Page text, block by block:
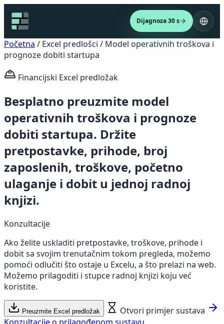
Dijagnoza 30 s
Početna / Excel predlošci / Model operativnih troškova i
prognoze dobiti startupa
Financijski Excel predložak
Besplatno preuzmite model
operativnih troškova i prognoze
dobiti startupa. Držite
pretpostavke, prihode, broj
zaposlenih, troškove, početno
ulaganje i dobit u jednoj radnoj
knjizi.
Konzultacije
Ako želite uskladiti pretpostavke, troškove, prihode i
dobit sa svojim trenutačnim tokom pregleda, možemo
pomoći odlučiti što ostaje u Excelu, a što prelazi na web.
Možemo prilagoditi i stupce radnoj knjizi koju već
koristite.
Preuzmite Excel predložak
Otvori primjer sustava